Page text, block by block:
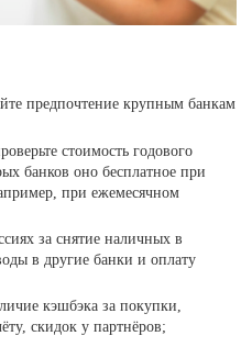
предпочтение крупным банкам
стоимость годового
банков оно бесплатное при
при ежемесячном
за снятие наличных в
в другие банки и оплату
кэшбэка за покупки,
скидок у партнёров;